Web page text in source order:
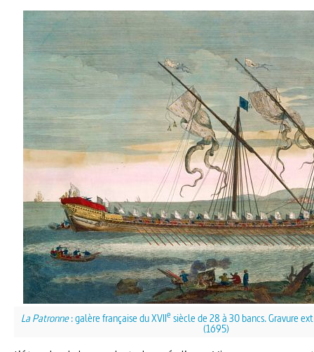
La Patronne: galère française du XVIIe siècle de 28 à 30 bancs. Gravure
(1695)